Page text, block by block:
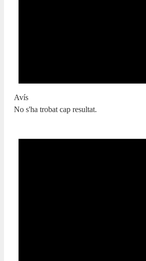
Avís
No s'ha trobat cap resultat.